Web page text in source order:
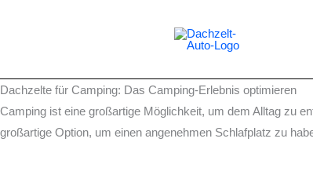
Dachzelte für Camping: Das Camping-Erlebnis optimieren
Camping ist eine großartige Möglichkeit, um dem Alltag zu
großartige Option, um einen angenehmen Schlafplatz zu